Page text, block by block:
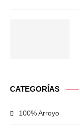
CATEGORÍAS
100% Arroyo